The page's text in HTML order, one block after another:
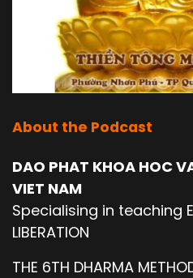
About the Podcast
DAO PHAT KHOA HOC
VIET NAM
Specialising in teaching
LIBERATION
THE 6TH DHARMA